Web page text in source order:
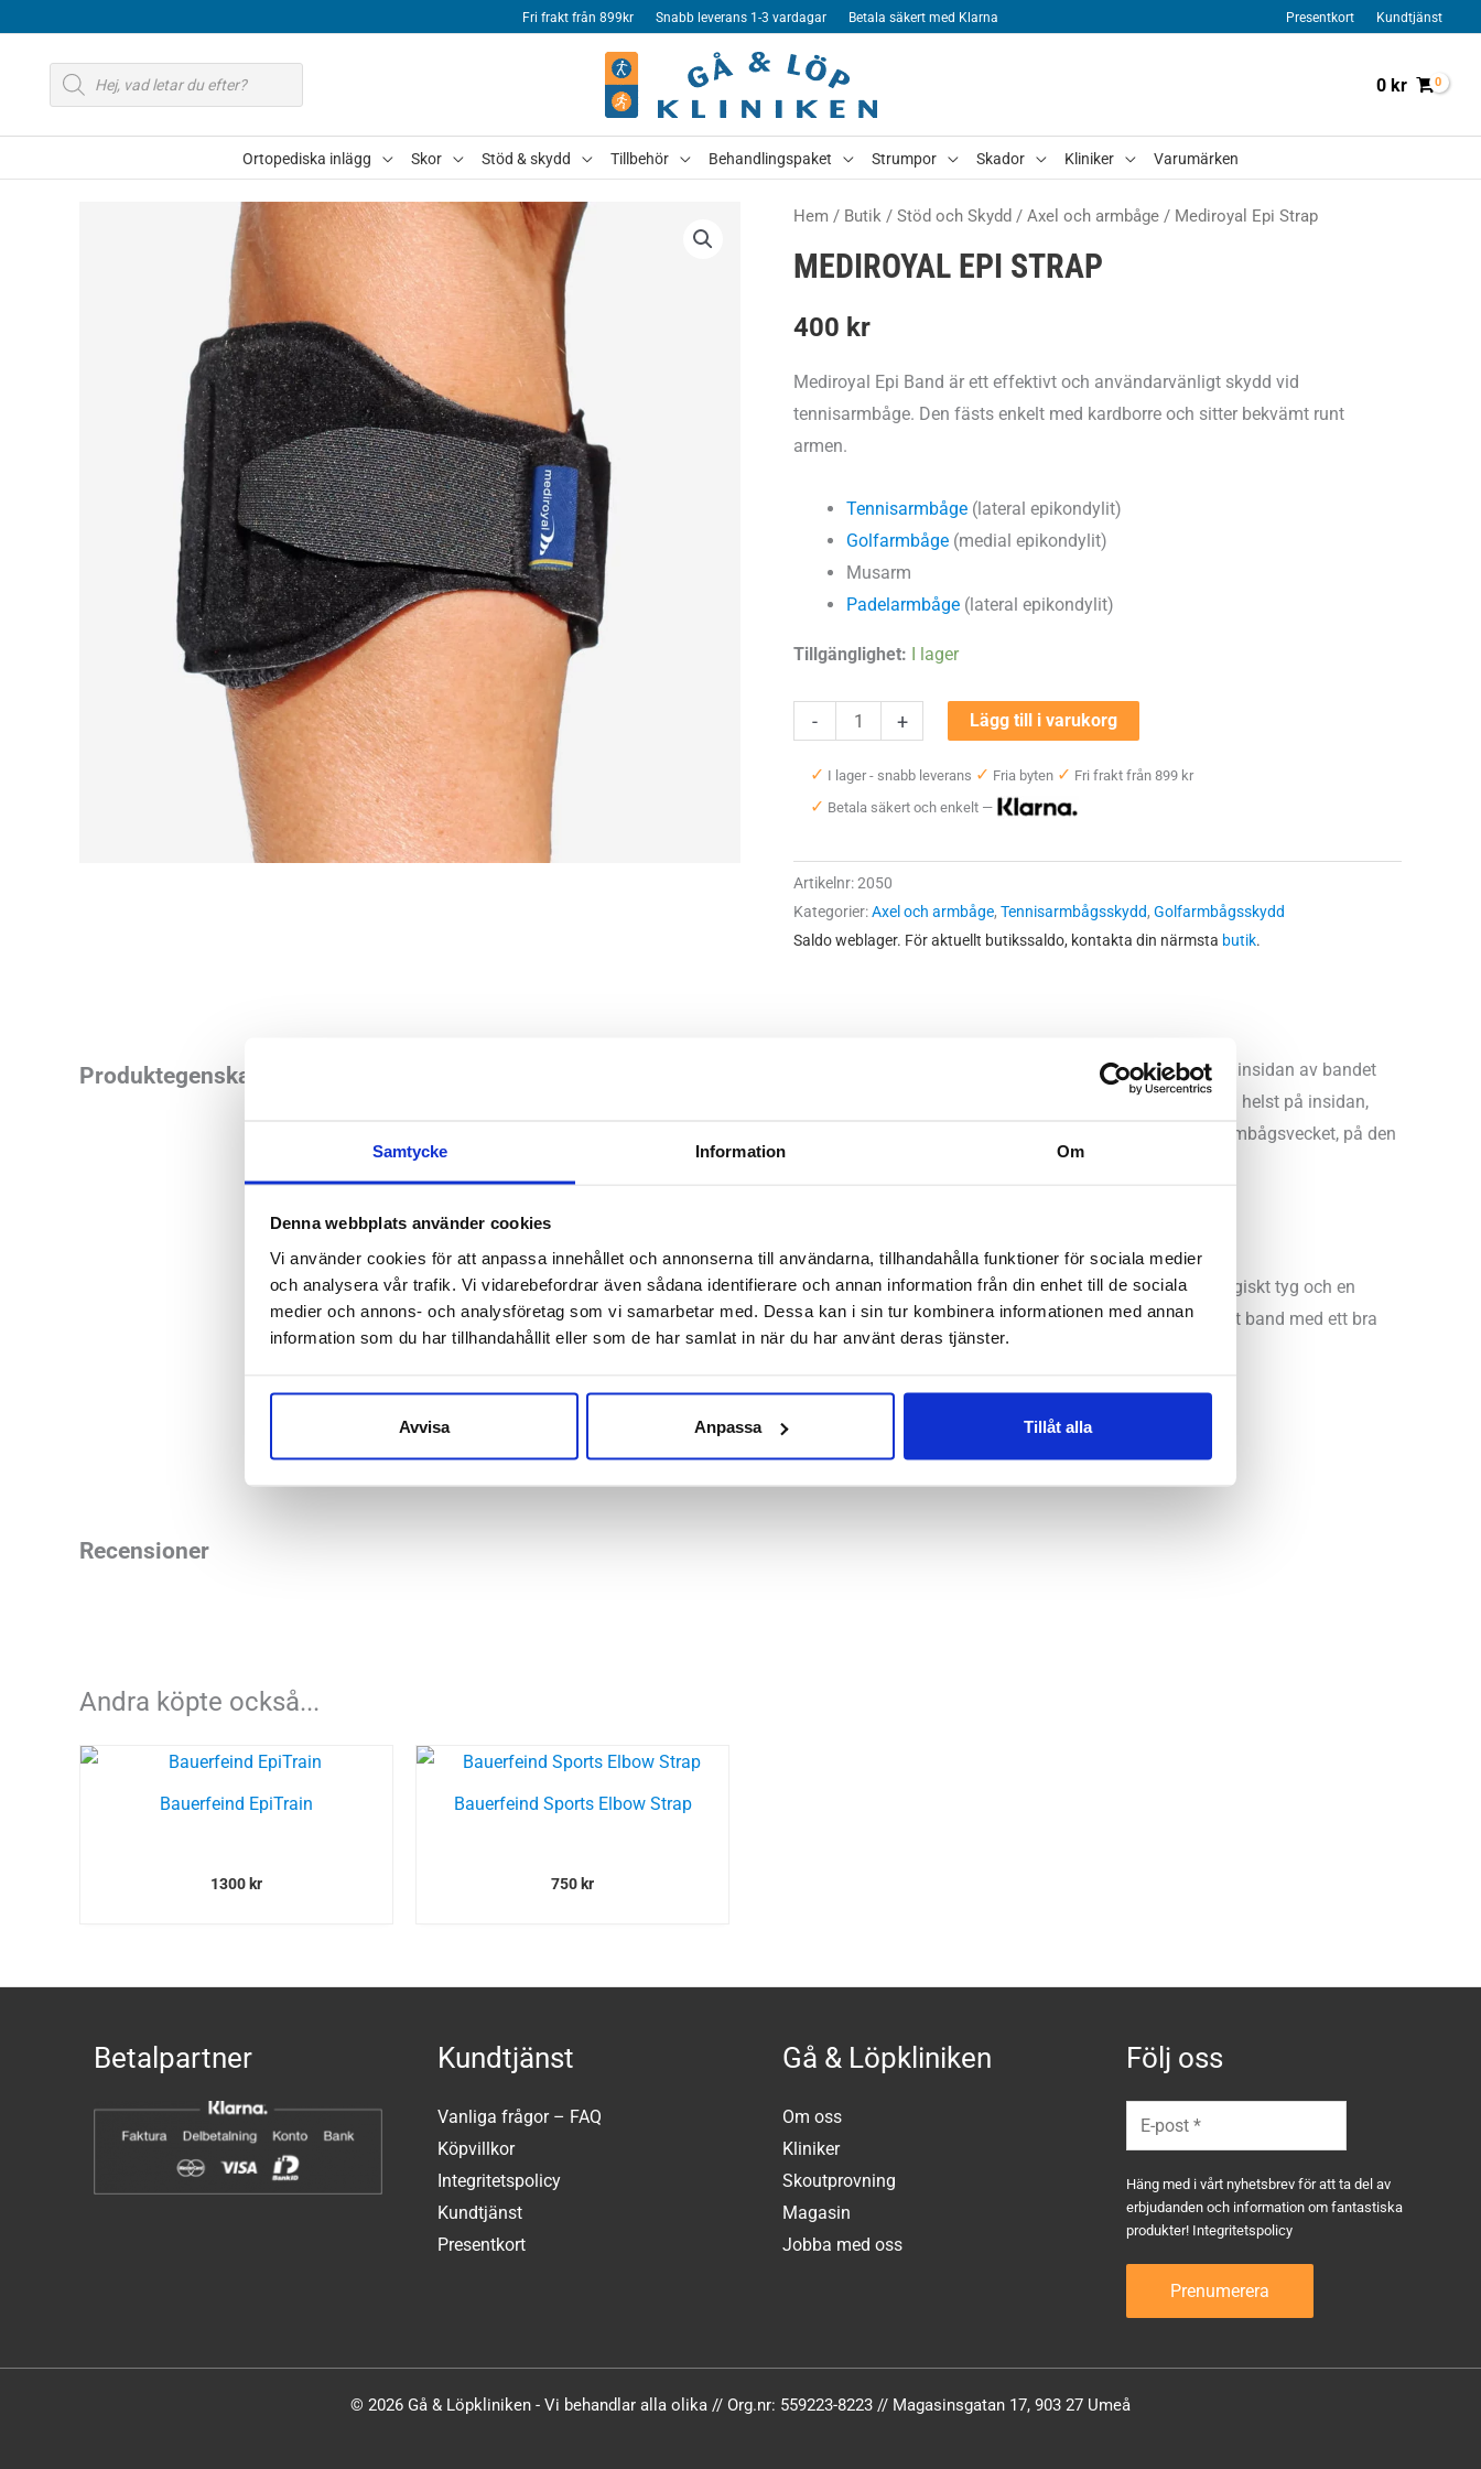
Samtycke Information Om
Denna webbplats använder cookies
Vi använder cookies för att anpassa innehållet och annonserna till användarna, tillhandahålla funktioner för sociala medier
och analysera vår trafik. Vi vidarebefordrar även sådana identifierare och annan information från din enhet till de sociala
medier och annons- och analysföretag som vi samarbetar med. Dessa kan i sin tur kombinera informationen med annan
information som du har tillhandahållit eller som de har samlat in när du har använt deras tjänster.
Avvisa Anpassa Tillåt alla
Fri frakt från 899kr Snabb leverans 1-3 vardagar Betala säkert med Klarna Presentkort Kundtjänst
Produktsökning
0 kr
Ortopediska inlägg Skor Stöd & skydd Tillbehör Behandlingspaket Strumpor Skador Kliniker Varumärken
Hem / Butik / Stöd och Skydd / Axel och armbåge / Mediroyal Epi Strap
MEDIROYAL EPI STRAP
400 kr
Mediroyal Epi Band är ett effektivt och användarvänligt skydd vid
tennisarmbåge. Den fästs enkelt med kardborre och sitter bekvämt runt
armen.
Tennisarmbåge (lateral epikondylit)
Golfarmbåge (medial epikondylit)
Musarm
Padelarmbåge (lateral epikondylit)
Tillgänglighet: I lager
-
Mediroyal
Epi
Strap
mängd
+ Lägg till i varukorg
✓ I lager - snabb leverans ✓ Fria byten ✓ Fri frakt från 899 kr
✓ Betala säkert och enkelt —
Artikelnr:2050
Kategorier:Axel och armbåge, Tennisarmbågsskydd, Golfarmbågsskydd
Saldo weblager. För aktuellt butikssaldo, kontakta din närmsta butik.
Produktegenskaper
Omkretsen på Mediroyal Epi Band är justerbar med hjälp av en kardborre som kan fästas var som helst på ytan. På insidan av bandet
finns en silikonpelott som är täckt med textil och som även den fästs med kardborre. Pelotten kan placeras var som helst på insidan,
men den bästa effekten uppnås när den placeras över bandets bredaste del. Bandet bör appliceras 3-5 cm under armbågsvecket, på den
högsta punkten av muskeln. Se till att bandet sitter bekvämt och inte för hårt.
Vid tennisarmbåge så skall du känna ett lätt tryck över området där pelotten sitter när du böjer handleden uppåt.
Mediroyal Epi Band består av en kombination av ett fast spänne och ett mjukt band. Den är gjord av ett högteknologiskt tyg och en
kärna av termoplast som har svetsats samman med högfrekvent-svetsning. Resultatet är en flexibel och funktionellt band med ett bra
stöd.
Recensioner
Andra köpte också...
Bauerfeind EpiTrain
1300 kr
Bauerfeind Sports Elbow Strap
750 kr
Betalpartner Kundtjänst
Vanliga frågor – FAQ
Köpvillkor
Integritetspolicy
Kundtjänst
Presentkort
Gå & Löpkliniken
Om oss
Kliniker
Skoutprovning
Magasin
Jobba med oss
Följ oss
Häng med i vårt nyhetsbrev för att ta del av
erbjudanden och information om fantastiska
produkter! Integritetspolicy
© 2026 Gå & Löpkliniken - Vi behandlar alla olika // Org.nr: 559223-8223 // Magasinsgatan 17, 903 27 Umeå